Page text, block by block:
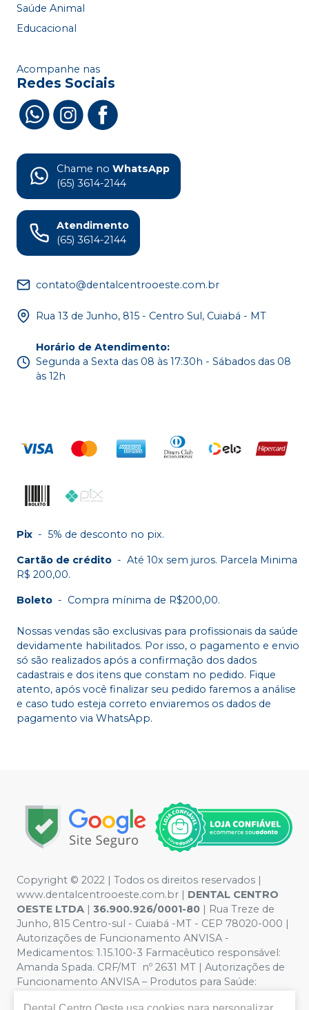
Saúde Animal
Educacional
Acompanhe nas
Redes Sociais
Chame no WhatsApp
(65) 3614-2144
Atendimento
(65) 3614-2144
contato@dentalcentrooeste.com.br
Rua 13 de Junho, 815 - Centro Sul, Cuiabá - MT
Horário de Atendimento:
Segunda a Sexta das 08 às 17:30h - Sábados das 08
às 12h
Pix - 5% de desconto no pix.
Cartão de crédito - Até 10x sem juros. Parcela Minima
R$ 200,00.
Boleto - Compra mínima de R$200,00.
Nossas vendas são exclusivas para profissionais da saúde
devidamente habilitados. Por isso, o pagamento e envio
só são realizados após a confirmação dos dados
cadastrais e dos itens que constam no pedido. Fique
atento, após você finalizar seu pedido faremos a análise
e caso tudo esteja correto enviaremos os dados de
pagamento via WhatsApp.
Copyright © 2022 | Todos os direitos reservados |
www.dentalcentrooeste.com.br | DENTAL CENTRO
OESTE LTDA | 36.900.926/0001-80 | Rua Treze de
Junho, 815 Centro-sul - Cuiabá -MT - CEP 78020-000 |
Autorizações de Funcionamento ANVISA -
Medicamentos: 1.15.100-3 Farmacêutico responsável:
Amanda Spada. CRF/MT nº 2631 MT | Autorizações de
Funcionamento ANVISA – Produtos para Saúde: